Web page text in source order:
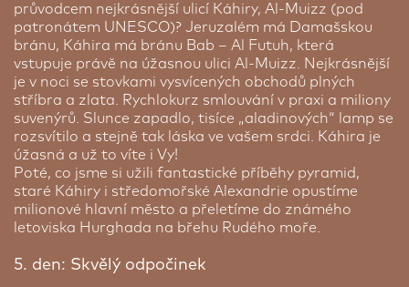
průvodcem nejkrásnější ulicí Káhiry, Al-Muizz (pod
patronátem UNESCO)? Jeruzalém má Damašskou
bránu, Káhira má bránu Bab – Al Futuh, která
vstupuje právě na úžasnou ulici Al-Muizz. Nejkrásnější
je v noci se stovkami vysvícených obchodů plných
stříbra a zlata. Rychlokurz smlouvání v praxi a miliony
suvenýrů. Slunce zapadlo, tisíce „aladinových“ lamp se
rozsvítilo a stejně tak láska ve vašem srdci. Káhira je
úžasná a už to víte i Vy!
Poté, co jsme si užili fantastické příběhy pyramid,
staré Káhiry i středomořské Alexandrie opustíme
milionové hlavní město a přeletíme do známého
letoviska Hurghada na břehu Rudého moře.
5. den: Skvělý odpočinek